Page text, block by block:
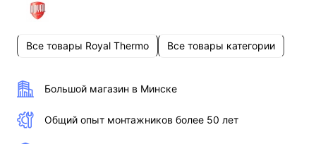
Все товары Royal Thermo Все товары категории
Большой магазин в Минске
Общий опыт монтажников более 50 лет